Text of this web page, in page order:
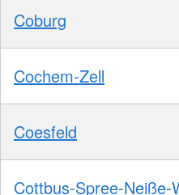
Coburg
Cochem-Zell
Coesfeld
Cottbus-Spree-Neiße-